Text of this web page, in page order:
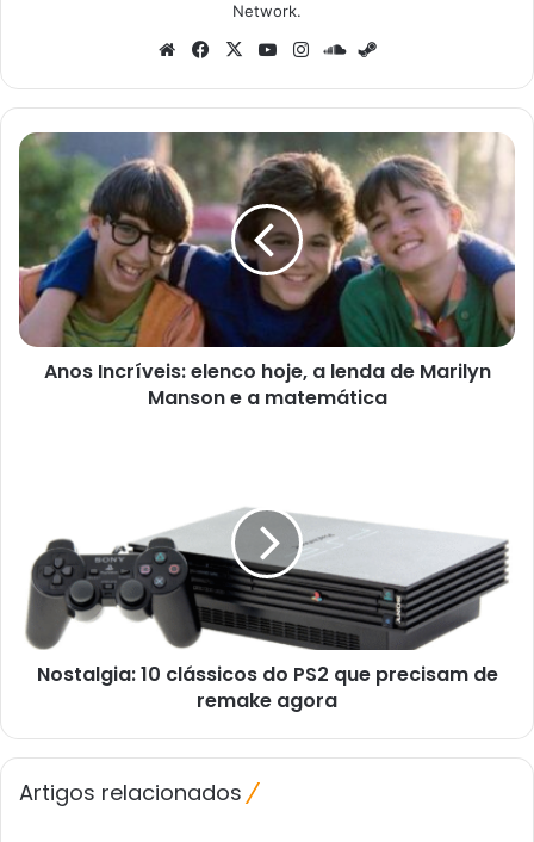
Network.
WebsiteFacebook
X YouTubeInstagramSoundCloud
Anos
Incríveis:
elenco
hoje,
lenda
de
Marilyn
Manson
Anos Incríveis: elenco hoje, a lenda de Marilyn
Manson e a matemática
PS2
que
precisam
de
remake
agora
Nostalgia: 10 clássicos do PS2 que precisam de
remake agora
Artigos relacionados